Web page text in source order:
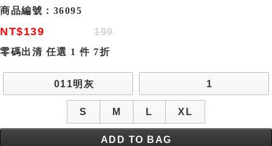
商品編號： 36095
NT$139
199
零碼出清 任選 1 件 7折
011明灰 1
S M L XL
ADD TO BAG